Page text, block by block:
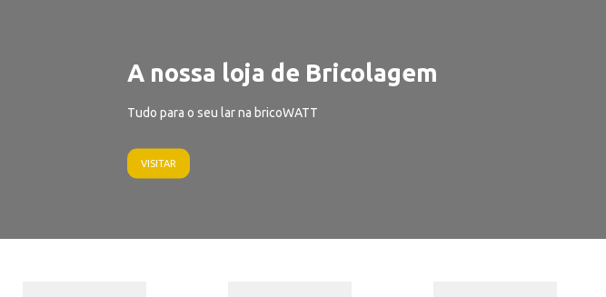
A nossa loja de Bricolagem
Tudo para o seu lar na bricoWATT
VISITAR